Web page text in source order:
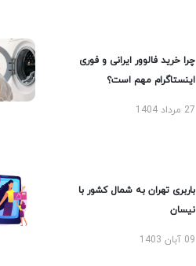
چرا خرید فالوور ایرانی و فوری
اینستاگرام مهم است؟
27 مرداد 1404
باربری تهران به شمال کشور با
نیسان
09 آبان 1403